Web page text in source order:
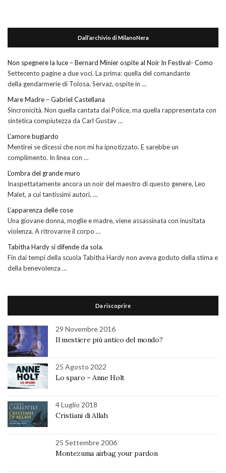
Dall’archivio di MilanoNera
Non spegnere la luce – Bernard Minier ospite al Noir In Festival- Como
Settecento pagine a due voci. La prima: quella del comandante
della gendarmerie di Tolosa, Servaz, ospite in …
Mare Madre – Gabriel Castellana
Sincronicità. Non quella cantata dai Police, ma quella rappresentata con
sintetica compiutezza da Carl Gustav …
L’amore bugiardo
Mentirei se dicessi che non mi ha ipnotizzato. E sarebbe un
complimento. In linea con …
L’ombra del grande muro
Inaspettatamente ancora un noir del maestro di questo genere, Leo
Malet, a cui tantissimi autori, …
L’apparenza delle cose
Una giovane donna, moglie e madre, viene assassinata con inusitata
violenza. A ritrovarne il corpo …
Tabitha Hardy si difende da sola.
Fin dai tempi della scuola Tabitha Hardy non aveva goduto della stima e
della benevolenza …
Da riscoprire
29 Novembre 2016
Il mestiere più antico del mondo?
25 Agosto 2022
Lo sparo – Anne Holt
4 Luglio 2018
Cristiani di Allah
25 Settembre 2006
Montezuma airbag your pardon